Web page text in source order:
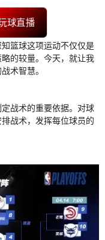
球直播
篮球这项运动不仅仅是
的较量。今天，就让我
术智慧。
战术的重要依据。对球
战术，发挥每位球员的